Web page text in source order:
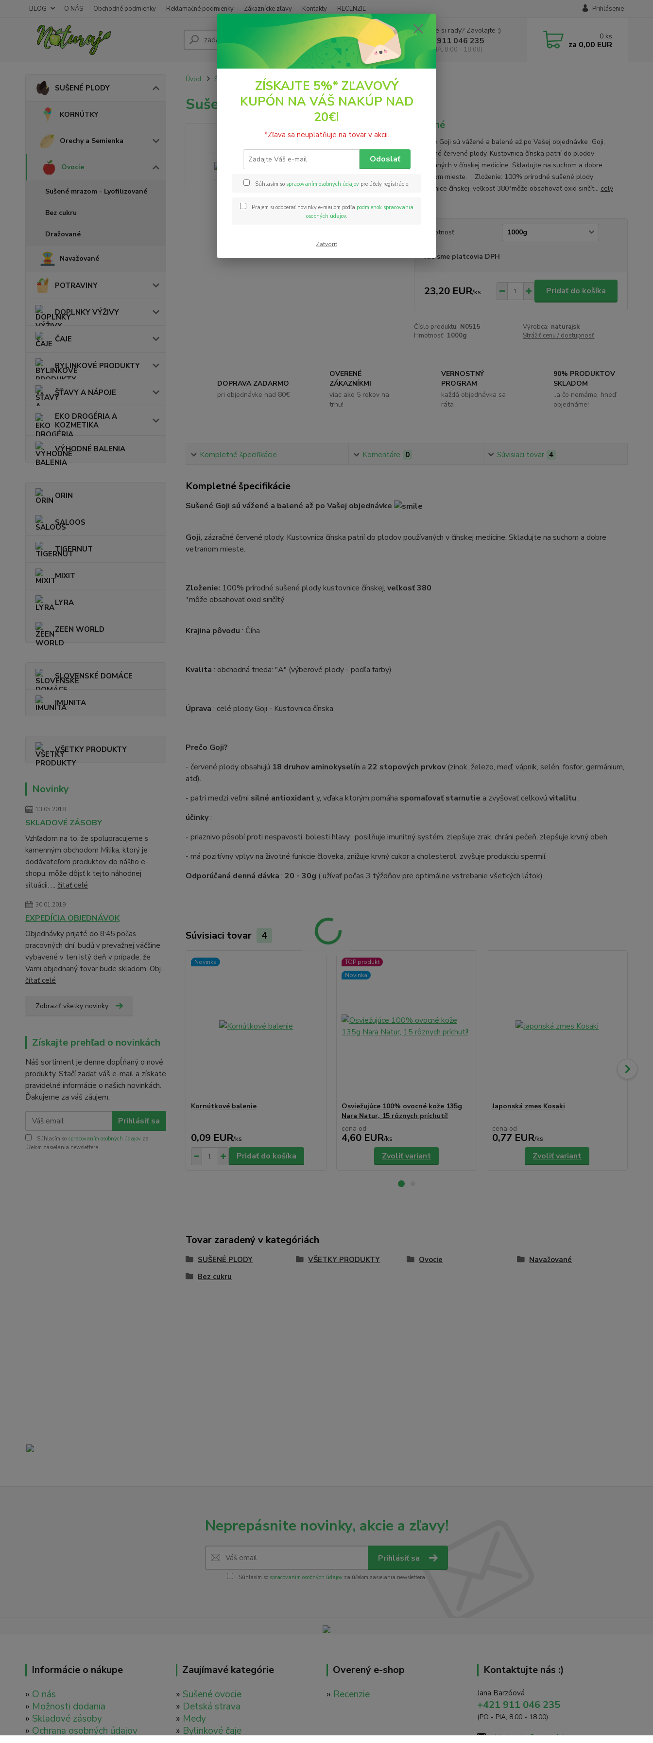
BLOG O NÁS Obchodné podmienky Reklamačné podmienky Zákaznícke zľavy Kontakty RECENZIE Prihlásenie
Hľadať
Neviete si rady? Zavolajte :)
+421 911 046 235
(PO - PIA, 8:00 - 18:00)
0 ks
za 0,00 EUR
SUŠENÉ PLODY
KORNÚTKY
Orechy a Semienka
Ovocie
Sušené mrazom - Lyofilizované
Bez cukru
Dražované
Navažované
POTRAVINY
DOPLNKY VÝŽIVY
ČAJE
BYLINKOVÉ PRODUKTY
ŠŤAVY A NÁPOJE
EKO DROGÉRIA A
KOZMETIKA
VÝHODNÉ BALENIA
ORIN
SALOOS
TIGERNUT
MIXIT
LYRA
ZEEN WORLD
SLOVENSKÉ DOMÁCE
IMUNITA
VŠETKY PRODUKTY
Novinky
13.05.2018
SKLADOVÉ ZÁSOBY
Vzhľadom na to, že spolupracujeme s
kamenným obchodom Milika, ktorý je
dodávateľom produktov do nášho e-
shopu, môže dôjsť k tejto náhodnej
situácii: ... čítať celé
30.01.2019
EXPEDÍCIA OBJEDNÁVOK
Objednávky prijaté do 8:45 počas
pracovných dní, budú v prevažnej väčšine
vybavené v ten istý deň v prípade, že
Vami objednaný tovar bude skladom. Obj...
čítať celé
Zobraziť všetky novinky
Získajte prehľad o novinkách
Náš sortiment je denne dopĺňaný o nové
produkty. Stačí zadať váš e-mail a získate
pravidelné informácie o našich novinkách.
Ďakujeme za váš záujem.
Prihlásiť sa
Súhlasím so spracovaním osobných údajov za
účelom zasielania newslettera.
Úvod SUŠENÉ PLODY Ovocie Sušené Goji
Sušené Goji
vážené
Sušené Goji sú vážené a balené až po Vašej objednávke Goji,
zázračné červené plody. Kustovnica čínska patrií do plodov
používaných v čínskej medicíne. Skladujte na suchom a dobre
vetranom mieste. Zloženie: 100% prírodné sušené plody
kustovnice čínskej, veľkosť 380*môže obsahovať oxid siričít... celý
Hmotnosť
Nie sme platcovia DPH
23,20 EUR/ks Pridať do košíka
Číslo produktu: N0515 Výrobca: naturajsk
Hmotnosť: 1000g Strážiť cenu / dostupnosť
DOPRAVA ZADARMO
pri objednávke nad 80€
OVERENÉ
ZÁKAZNÍKMI
viac ako 5 rokov na
trhu!
VERNOSTNÝ
PROGRAM
každá objednávka sa
ráta
90% PRODUKTOV
SKLADOM
..a čo nemáme, hneď
objednáme!
Kompletné špecifikácie Komentáre 0 Súvisiaci tovar 4
Kompletné špecifikácie
Sušené Goji sú vážené a balené až po Vašej objednávke
Goji, zázračné červené plody. Kustovnica čínska patrií do plodov používaných v čínskej medicíne. Skladujte na suchom a dobre
vetranom mieste.
Zloženie: 100% prírodné sušené plody kustovnice čínskej, veľkosť 380
*môže obsahovať oxid siričítý
Krajina pôvodu : Čína
Kvalita : obchodná trieda: "A" (výberové plody - podľa farby)
Úprava : celé plody Goji - Kustovnica čínska
Prečo Goji?
- červené plody obsahujú 18 druhov aminokyselín a 22 stopových prvkov(zinok, železo, meď, vápnik, selén, fosfor, germánium,
atď).
- patrí medzi veľmi silné antioxidant y, vďaka ktorým pomáha spomaľovať starnutie a zvyšovať celkovú vitalitu .
účinky:
- priaznivo pôsobí proti nespavosti, bolesti hlavy, posilňuje imunitný systém, zlepšuje zrak, chráni pečeň, zlepšuje krvný obeh.
- má pozitívny vplyv na životné funkcie človeka, znižuje krvný cukor a cholesterol, zvyšuje produkciu spermií.
Odporúčaná denná dávka : 20 - 30g ( užívať počas 3 týždňov pre optimálne vstrebanie všetkých látok).
Súvisiaci tovar 4
Novinka
Kornútkové balenie
0,09 EUR/ks
Pridať do košíka
TOP produkt
Novinka
Osviežujúce 100% ovocné kože 135g
Nara Natur, 15 rôznych príchutí!
cena od
4,60 EUR/ks
Zvoliť variant
Japonská zmes Kosaki
cena od
0,77 EUR/ks
Zvoliť variant
Tovar zaradený v kategóriách
SUŠENÉ PLODY VŠETKY PRODUKTY Ovocie
Navažované
Bez cukru
Neprepásnite novinky, akcie a zľavy!
Prihlásiť sa
Súhlasím so spracovaním osobných údajovza účelom zasielania newslettera.
Informácie o nákupe
» O nás
» Možnosti dodania
» Skladové zásoby
» Ochrana osobných údajov
Zaujímavé kategórie
» Sušené ovocie
» Detská strava
» Medy
» Bylinkové čaje
Overený e-shop
» Recenzie
Kontaktujte nás :)
Jana Barzóová
+421 911 046 235
(PO - PIA, 8:00 - 18:00)
objednavky@naturaj.sk
ZÍSKAJTE 5%* ZĽAVOVÝ
KUPÓN NA VÁŠ NAKÚP NAD
20€!
*Zľava sa neuplatňuje na tovar v akcii.
Odoslať
Súhlasím so spracovaním osobných údajov pre účely registrácie.
Prajem si odoberať novinky e-mailom podľa podmienok spracovania
osobných údajov.
Zatvoriť